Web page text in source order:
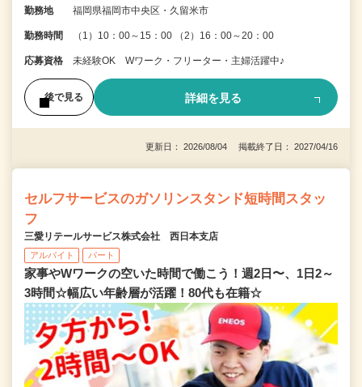
勤務地 福岡県福岡市中央区・久留米市
勤務時間 （1）10：00～15：00 （2）16：00～20：00
応募資格 未経験OK Wワーク・フリーター・主婦活躍中♪
後で見る 詳細を見る
更新日： 2026/08/04 掲載終了日： 2027/04/16
セルフサービスのガソリンスタンド短時間スタッ
フ
三愛リテールサービス株式会社 西日本支店
アルバイト パート
家事やWワークの空いた時間で働こう！週2日〜、1日2～
3時間☆幅広い年齢層が活躍！80代も在籍☆